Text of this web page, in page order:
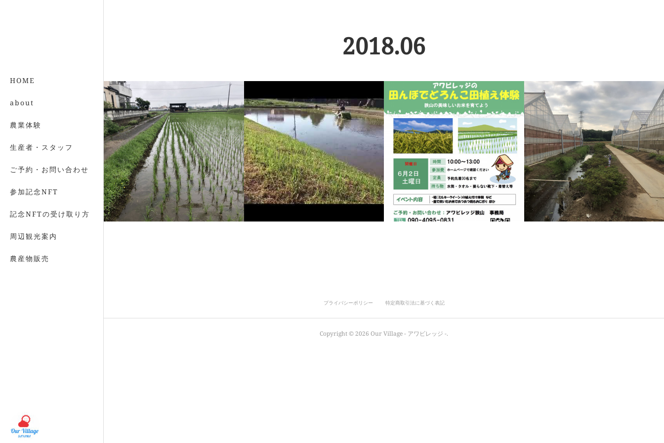
HOME
about
農業体験
生産者・スタッフ
ご予約・お問い合わせ
参加記念NFT
記念NFTの受け取り方
周辺観光案内
農産物販売
2018.06
プライバシーポリシー 特定商取引法に基づく表記
Copyright ©2026 Our Village - アワビレッジ -.